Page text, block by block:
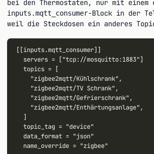
bei den Thermostaten, nur mit einem
inputs.mqtt_consumer-Block in der
weil die Steckdosen ein anderes
[[inputs.mqtt_consumer]]
  servers = ["tcp://mosquitto:1883"]
  topics = [
    "zigbee2mqtt/Kühlschrank",
    "zigbee2mqtt/TV Schrank",
    "zigbee2mqtt/Gefrierschrank",
    "zigbee2mqtt/Enthärtungsanlage",
  ]
  topic_tag = "device"
  data_format = "json"
  name_override = "zigbee"